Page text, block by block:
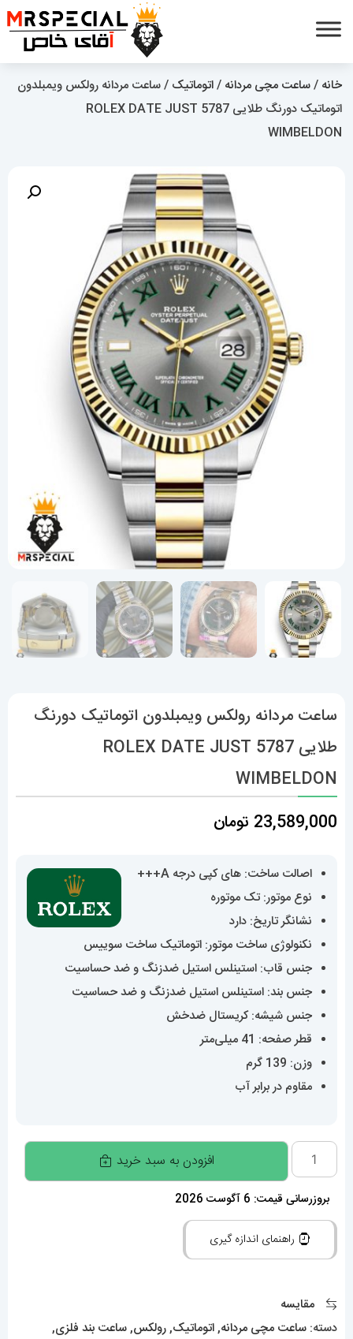
خانه /ساعت مچی مردانه /اتوماتیک / ساعت مردانه رولکس ویمبلدون
اتوماتیک دورنگ طلایی 5787 ROLEX DATE JUST
WIMBELDON
ساعت مردانه رولکس ویمبلدون اتوماتیک دورنگ
طلایی 5787 ROLEX DATE JUST
WIMBELDON
23,589,000 تومان
اصالت ساخت: های کپی درجه A+++
نوع موتور: تک موتوره
نشانگر تاریخ: دارد
نکنولوژی ساخت موتور: اتوماتیک ساخت سوییس
جنس قاب: استینلس استیل ضدزنگ و ضد حساسیت
جنس بند: استینلس استیل ضدزنگ و ضد حساسیت
جنس شیشه: کریستال ضدخش
قطر صفحه: 41 میلی‌متر
وزن: 139 گرم
مقاوم در برابر آب
ساعت
مردانه
رولکس
ویمبلدون
اتوماتیک
طلایی
افزودن به سبد خرید
بروزرسانی قیمت: 6 آگوست 2026
راهنمای اندازه گیری
مقایسه
دسته: ساعت مچی مردانه,اتوماتیک,رولکس,ساعت بند فلزی,